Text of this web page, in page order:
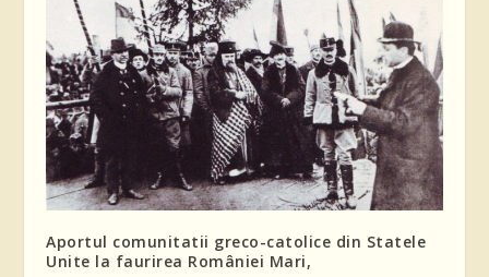
Aportul comunitatii greco-catolice din Statele
Unite la faurirea României Mari,